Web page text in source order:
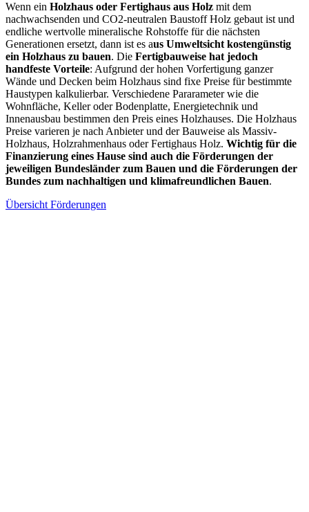
Wenn ein Holzhaus oder Fertighaus aus Holz mit dem
nachwachsenden und CO2-neutralen Baustoff Holz gebaut ist und
endliche wertvolle mineralische Rohstoffe für die nächsten
Generationen ersetzt, dann ist es aus Umweltsicht kostengünstig
ein Holzhaus zu bauen. Die Fertigbauweise hat jedoch
handfeste Vorteile: Aufgrund der hohen Vorfertigung ganzer
Wände und Decken beim Holzhaus sind fixe Preise für bestimmte
Haustypen kalkulierbar. Verschiedene Pararameter wie die
Wohnfläche, Keller oder Bodenplatte, Energietechnik und
Innenausbau bestimmen den Preis eines Holzhauses. Die Holzhaus
Preise varieren je nach Anbieter und der Bauweise als Massiv-
Holzhaus, Holzrahmenhaus oder Fertighaus Holz. Wichtig für die
Finanzierung eines Hause sind auch die Förderungen der
jeweiligen Bundesländer zum Bauen und die Förderungen der
Bundes zum nachhaltigen und klimafreundlichen Bauen.
Übersicht Förderungen